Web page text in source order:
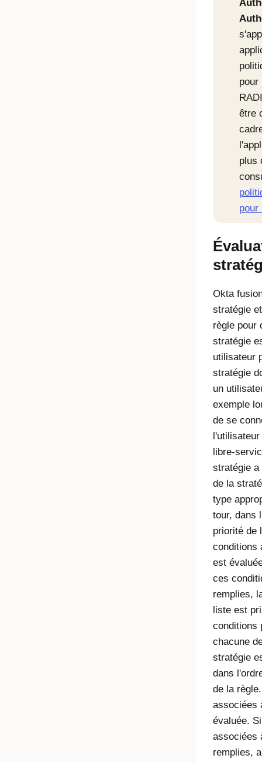
pour
être
plus
pour
Okta
stratégie
règle pour
stratégie
utilisateur
stratégie
un
exemple
de se
libre-
stratégie a
de la
type
tour, dans
priorité de
conditions
est
ces
remplies,
liste est
conditions
chacune
stratégie
dans
de la
associées
évaluée.
associées
remplies,